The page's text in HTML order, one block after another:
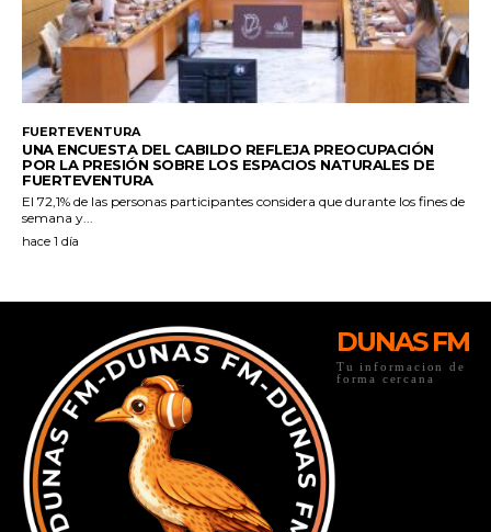
DUNAS FM
Tu informacion de
forma cercana